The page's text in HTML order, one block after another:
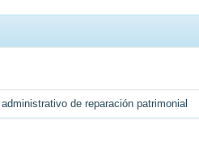
de reparación patrimonial